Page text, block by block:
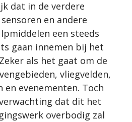
dat in de verdere
en andere
een steeds
gaan innemen bij het
als het gaat om de
vliegvelden,
evenementen. Toch
dat dit het
overbodig zal